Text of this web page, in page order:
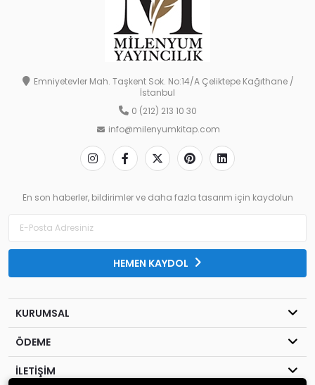
Emniyetevler Mah. Taşkent Sok. No:14/A Çeliktepe Kağıthane /
İstanbul
0 (212) 213 10 30
info@milenyumkitap.com
En son haberler, bildirimler ve daha fazla tasarım için kaydolun
HEMEN KAYDOL
KURUMSAL
ÖDEME
İLETİŞİM